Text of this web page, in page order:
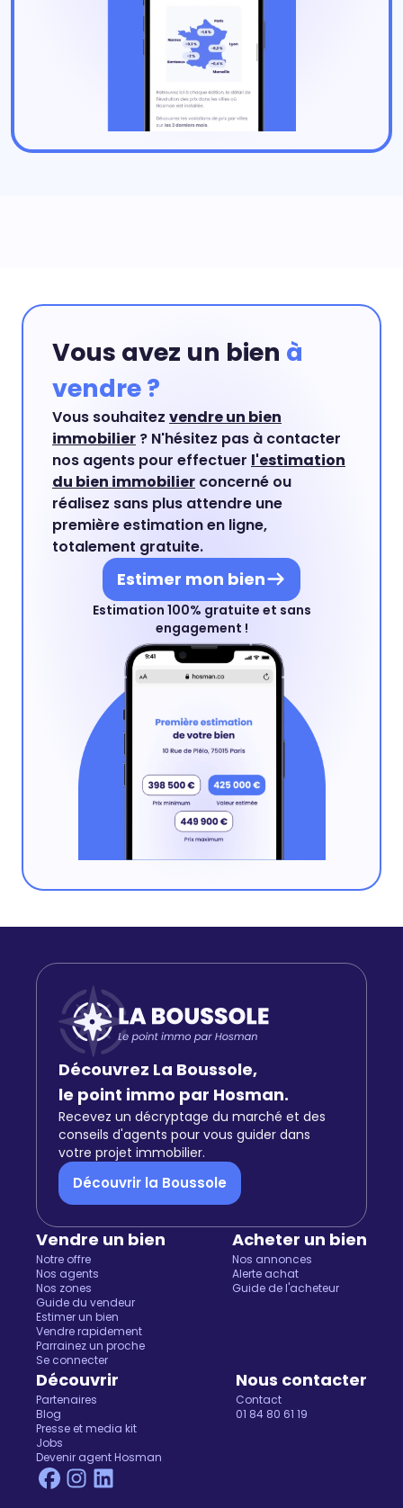
Vous avez un bien à
vendre ?
Vous souhaitez vendre un bien
immobilier ? N'hésitez pas à contacter
nos agents pour effectuer l'estimation
du bien immobilier concerné ou
réalisez sans plus attendre une
première estimation en ligne,
totalement gratuite.
Estimer mon bien
Estimation 100% gratuite et sans
engagement !
Découvrez La Boussole,
le point immo par Hosman.
Recevez un décryptage du marché et des
conseils d'agents pour vous guider dans
votre projet immobilier.
Découvrir la Boussole
Vendre un bien
Notre offre
Nos agents
Nos zones
Guide du vendeur
Estimer un bien
Vendre rapidement
Parrainez un proche
Se connecter
Acheter un bien
Nos annonces
Alerte achat
Guide de l'acheteur
Découvrir
Partenaires
Blog
Presse et media kit
Jobs
Devenir agent Hosman
Nous contacter
Contact
01 84 80 61 19